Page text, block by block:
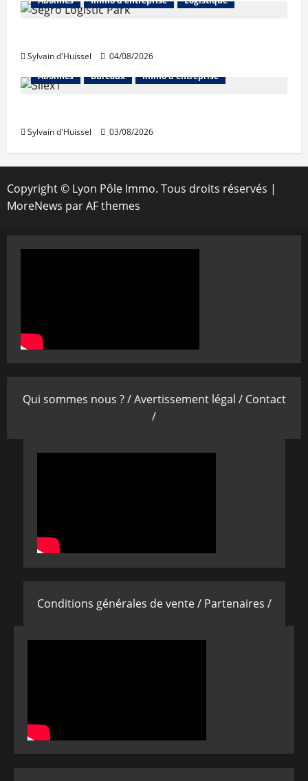
Sylvain d'Huissel
04/08/2026
Abonnés
Bureaux Immo d'entreprise
Sylvain d'Huissel 03/08/2026
Copyright © Lyon Pôle Immo. Tous droits réservés |
MoreNews par AF themes
Qui sommes nous ? /Avertissement légal / Contact
/
Conditions générales de vente / Partenaires /